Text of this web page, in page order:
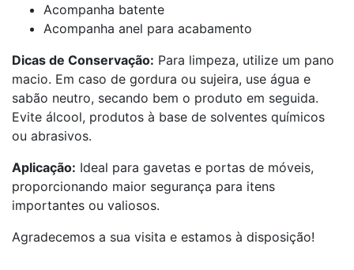
Acompanha batente
Acompanha anel para acabamento
Dicas de Conservação: Para limpeza, utilize um pano
macio. Em caso de gordura ou sujeira, use água e
sabão neutro, secando bem o produto em seguida.
Evite álcool, produtos à base de solventes químicos
ou abrasivos.
Aplicação: Ideal para gavetas e portas de móveis,
proporcionando maior segurança para itens
importantes ou valiosos.
Agradecemos a sua visita e estamos à disposição!